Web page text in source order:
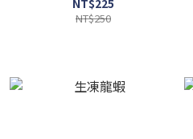
NT$225
NT$250